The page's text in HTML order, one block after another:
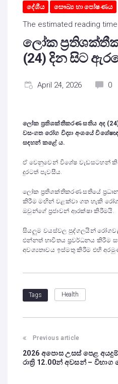
දේශීය සෞඛ්‍ය හා පෝෂණය
The estimated reading
ලෝක
(24) දින සිට
April 24, 2026 0
ලෝක ප්‍රතිශක්තීකරණ සතිය අද
වසංගත රෝග විද්‍යා අංශයේ
සඳහන් කළේ ය.
ඒ වෙනුවෙන් විශේෂ වැඩසටහන්
දුරටත් පැවසීය.
ලෝක ප්‍රතිශක්තිකරණ සතියේ
කිරීම මඟින් වළක්වා ගත හැකි
ඔවුන්ගේ ප්‍රජාවන් ආරක්ෂා කිරීමයි.
සියලුම වයස්වල පුද්ගලයින්
එන්නත් භාවිතය ප්‍රවර්ධනය කිරීම
අවශ්‍යතාවය ඉස්මතු කිරීම එහි
Tags Health
Previous article
2026 අපොස උසස් පෙළ
රාත්‍රි 12.00න් අවසන් –